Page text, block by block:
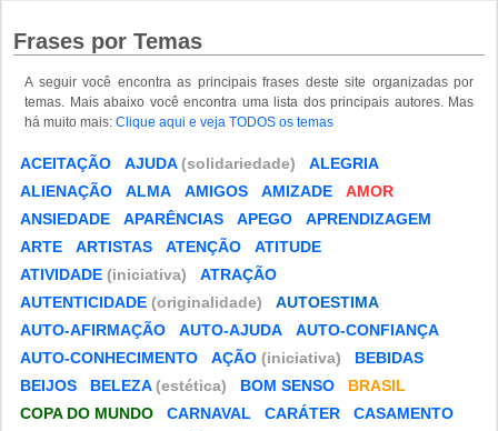
Frases por Temas
A seguir você encontra as principais frases deste site organizadas por
temas. Mais abaixo você encontra uma lista dos principais autores. Mas
há muito mais: Clique aqui e veja TODOS os temas
ACEITAÇÃO AJUDA(solidariedade)
ALEGRIA
ALIENAÇÃO
ALMA AMIGOS AMIZADE
AMOR
ANSIEDADE
APARÊNCIAS APEGO
APRENDIZAGEM
ARTE
ARTISTAS ATENÇÃO
ATITUDE
ATIVIDADE (iniciativa)
ATRAÇÃO
AUTENTICIDADE (originalidade)
AUTOESTIMA
AUTO-AFIRMAÇÃO
AUTO-AJUDA
AUTO-CONFIANÇA
AUTO-CONHECIMENTO
AÇÃO (iniciativa)
BEBIDAS
BEIJOS
BELEZA(estética) BOM SENSO
BRASIL
COPA DO MUNDO
CARNAVAL CARÁTER
CASAMENTO